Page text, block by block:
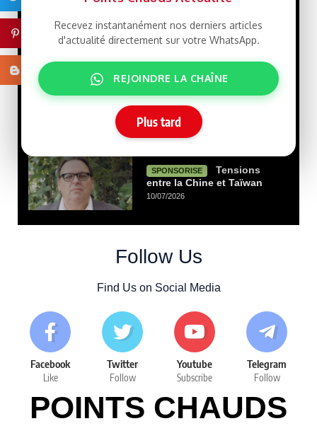
Blogger
Président Ghazwani?
21/07/2026
Dakar : un retour qui rebat
les cartes face à Sonko
15/07/2026
SPONSORISE
Tensions
entre la Chine et Taïwan
10/07/2026
Follow Us
Find Us on Social Media
Facebook
Like
Twitter
Follow
Youtube
Subscribe
Telegram
Follow
POINTS CHAUDS
Recevez instantanément nos derniers articles
d'actualité directement sur votre WhatsApp.
REJOINDRE LA CHAÎNE
Plus tard